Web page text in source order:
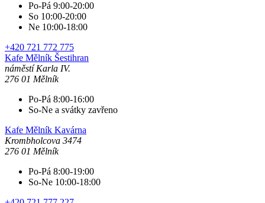
Po-Pá 9:00-20:00
So 10:00-20:00
Ne 10:00-18:00
+420 721 772 775
Kafe Mělník Šestihran
náměstí Karla IV.
276 01 Mělník
Po-Pá 8:00-16:00
So-Ne a svátky zavřeno
Kafe Mělník Kavárna
Krombholcova 3474
276 01 Mělník
Po-Pá 8:00-19:00
So-Ne 10:00-18:00